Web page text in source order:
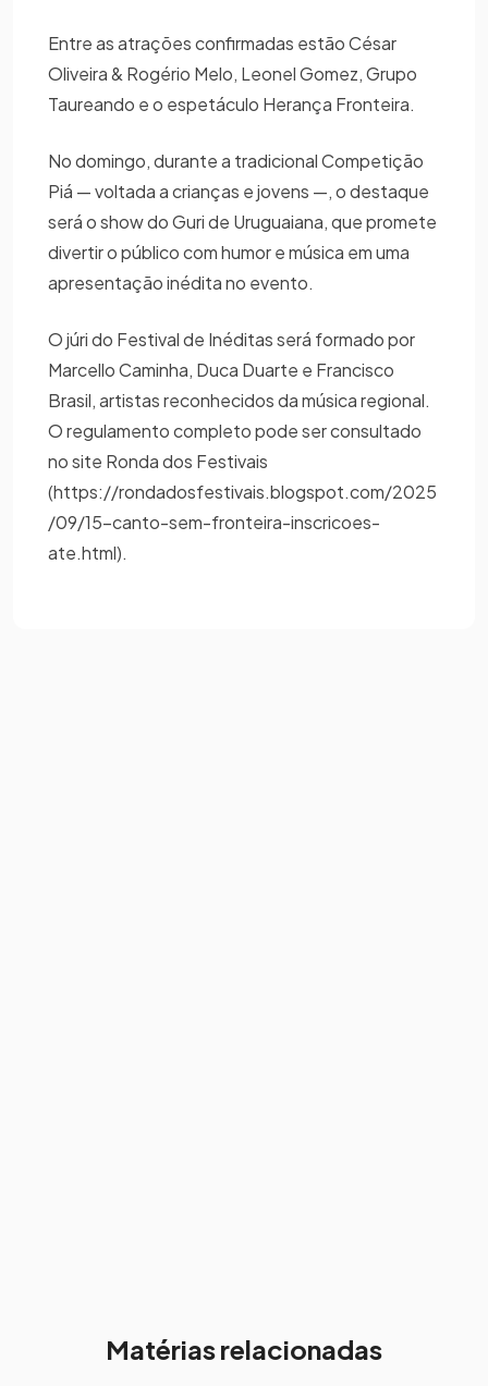
Entre as atrações confirmadas estão César
Oliveira & Rogério Melo, Leonel Gomez, Grupo
Taureando e o espetáculo Herança Fronteira.
No domingo, durante a tradicional Competição
Piá — voltada a crianças e jovens —, o destaque
será o show do Guri de Uruguaiana, que promete
divertir o público com humor e música em uma
apresentação inédita no evento.
O júri do Festival de Inéditas será formado por
Marcello Caminha, Duca Duarte e Francisco
Brasil, artistas reconhecidos da música regional.
O regulamento completo pode ser consultado
no site Ronda dos Festivais
(https://rondadosfestivais.blogspot.com/2025
/09/15-canto-sem-fronteira-inscricoes-
ate.html).
Matérias relacionadas